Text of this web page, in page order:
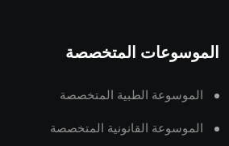
الموسوعات المتخصصة
الموسوعة الطبية المتخصصة
الموسوعة القانونية المتخصصة